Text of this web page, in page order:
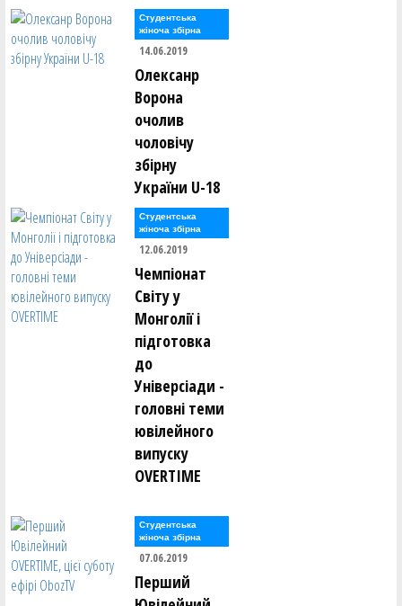
Студентська
жіноча збірна
14.06.2019
Олексанр
Ворона
очолив
чоловічу
збірну
України U-18
Студентська
жіноча збірна
12.06.2019
Чемпіонат
Світу у
Монголії і
підготовка
до
Універсіади -
головні теми
ювілейного
випуску
OVERTIME
Студентська
жіноча збірна
07.06.2019
Перший